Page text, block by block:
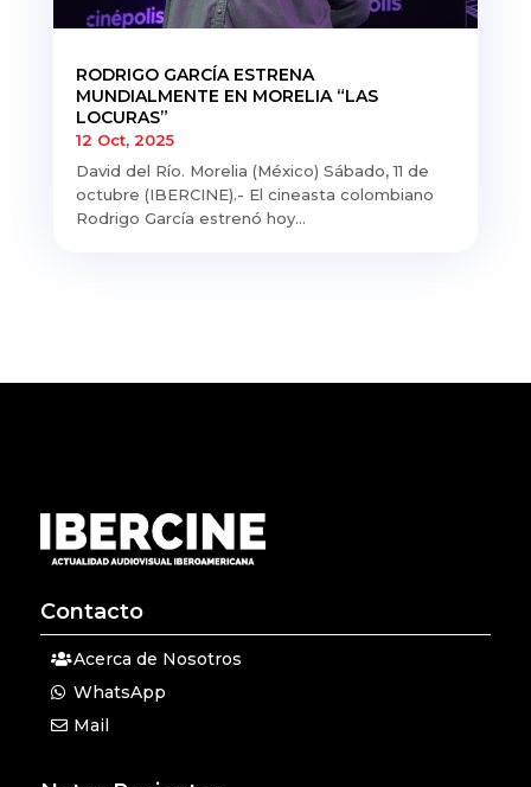
RODRIGO GARCÍA ESTRENA
MUNDIALMENTE EN MORELIA “LAS
LOCURAS”
12 Oct, 2025
David del Río. Morelia (México) Sábado, 11 de
octubre (IBERCINE).- El cineasta colombiano
Rodrigo García estrenó hoy...
Contacto
Acerca de Nosotros
WhatsApp
Mail